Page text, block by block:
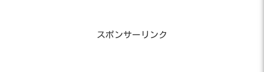
スポンサーリンク